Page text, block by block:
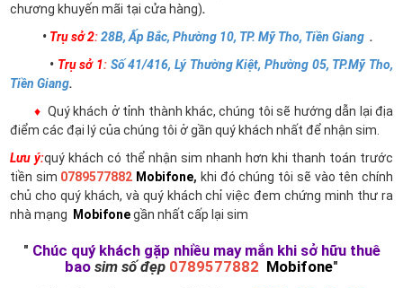
chương khuyến mãi tại cửa hàng).
• Trụ sở 2:28B, Ấp Bắc, Phường 10, TP. Mỹ Tho, Tiền Giang .
• Trụ sở 1: Số 41/416, Lý Thường Kiệt, Phường 05, TP.Mỹ Tho,
Tiền Giang.
♦ Quý khách ở tỉnh thành khác, chúng tôi sẽ hướng dẫn lại địa
điểm các đại lý của chúng tôi ở gần quý khách nhất để nhận sim.
Lưu ý:quý khách có thể nhận sim nhanh hơn khi thanh toán trước
tiền sim 0789577882 Mobifone, khi đó chúng tôi sẽ vào tên chính
chủ cho quý khách, và quý khách chỉ việc đem chứng minh thư ra
nhà mạng
Mobifonegần nhất cấp lại sim
" Chúc quý khách gặp nhiều may mắn khi sở hữu thuê
bao sim số đẹp 0789577882 Mobifone"